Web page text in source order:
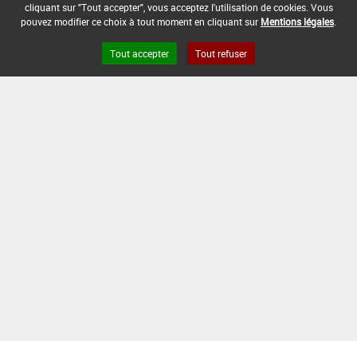
cliquant sur "Tout accepter", vous acceptez l'utilisation de cookies. Vous
pouvez modifier ce choix à tout moment en cliquant sur Mentions légales
Tout accepter Tout refuser